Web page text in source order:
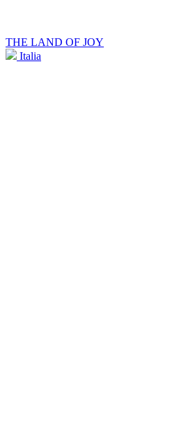
THE LAND OF JOY
Italia